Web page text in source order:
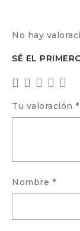
No hay
SÉ EL
Tu valoración *
Nombre *